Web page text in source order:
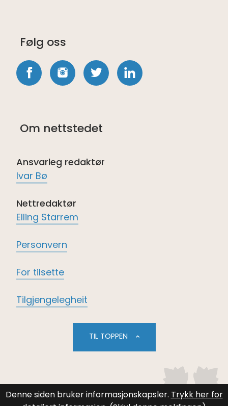
Følg oss
FacebookInstagramtwitter
Om nettstedet
Ansvarleg redaktør
Ivar Bø
Nettredaktør
Elling Starrem
Personvern
For tilsette
Tilgjengelegheit
TIL TOPPEN
Denne siden bruker informasjonskapsler. Trykk her for